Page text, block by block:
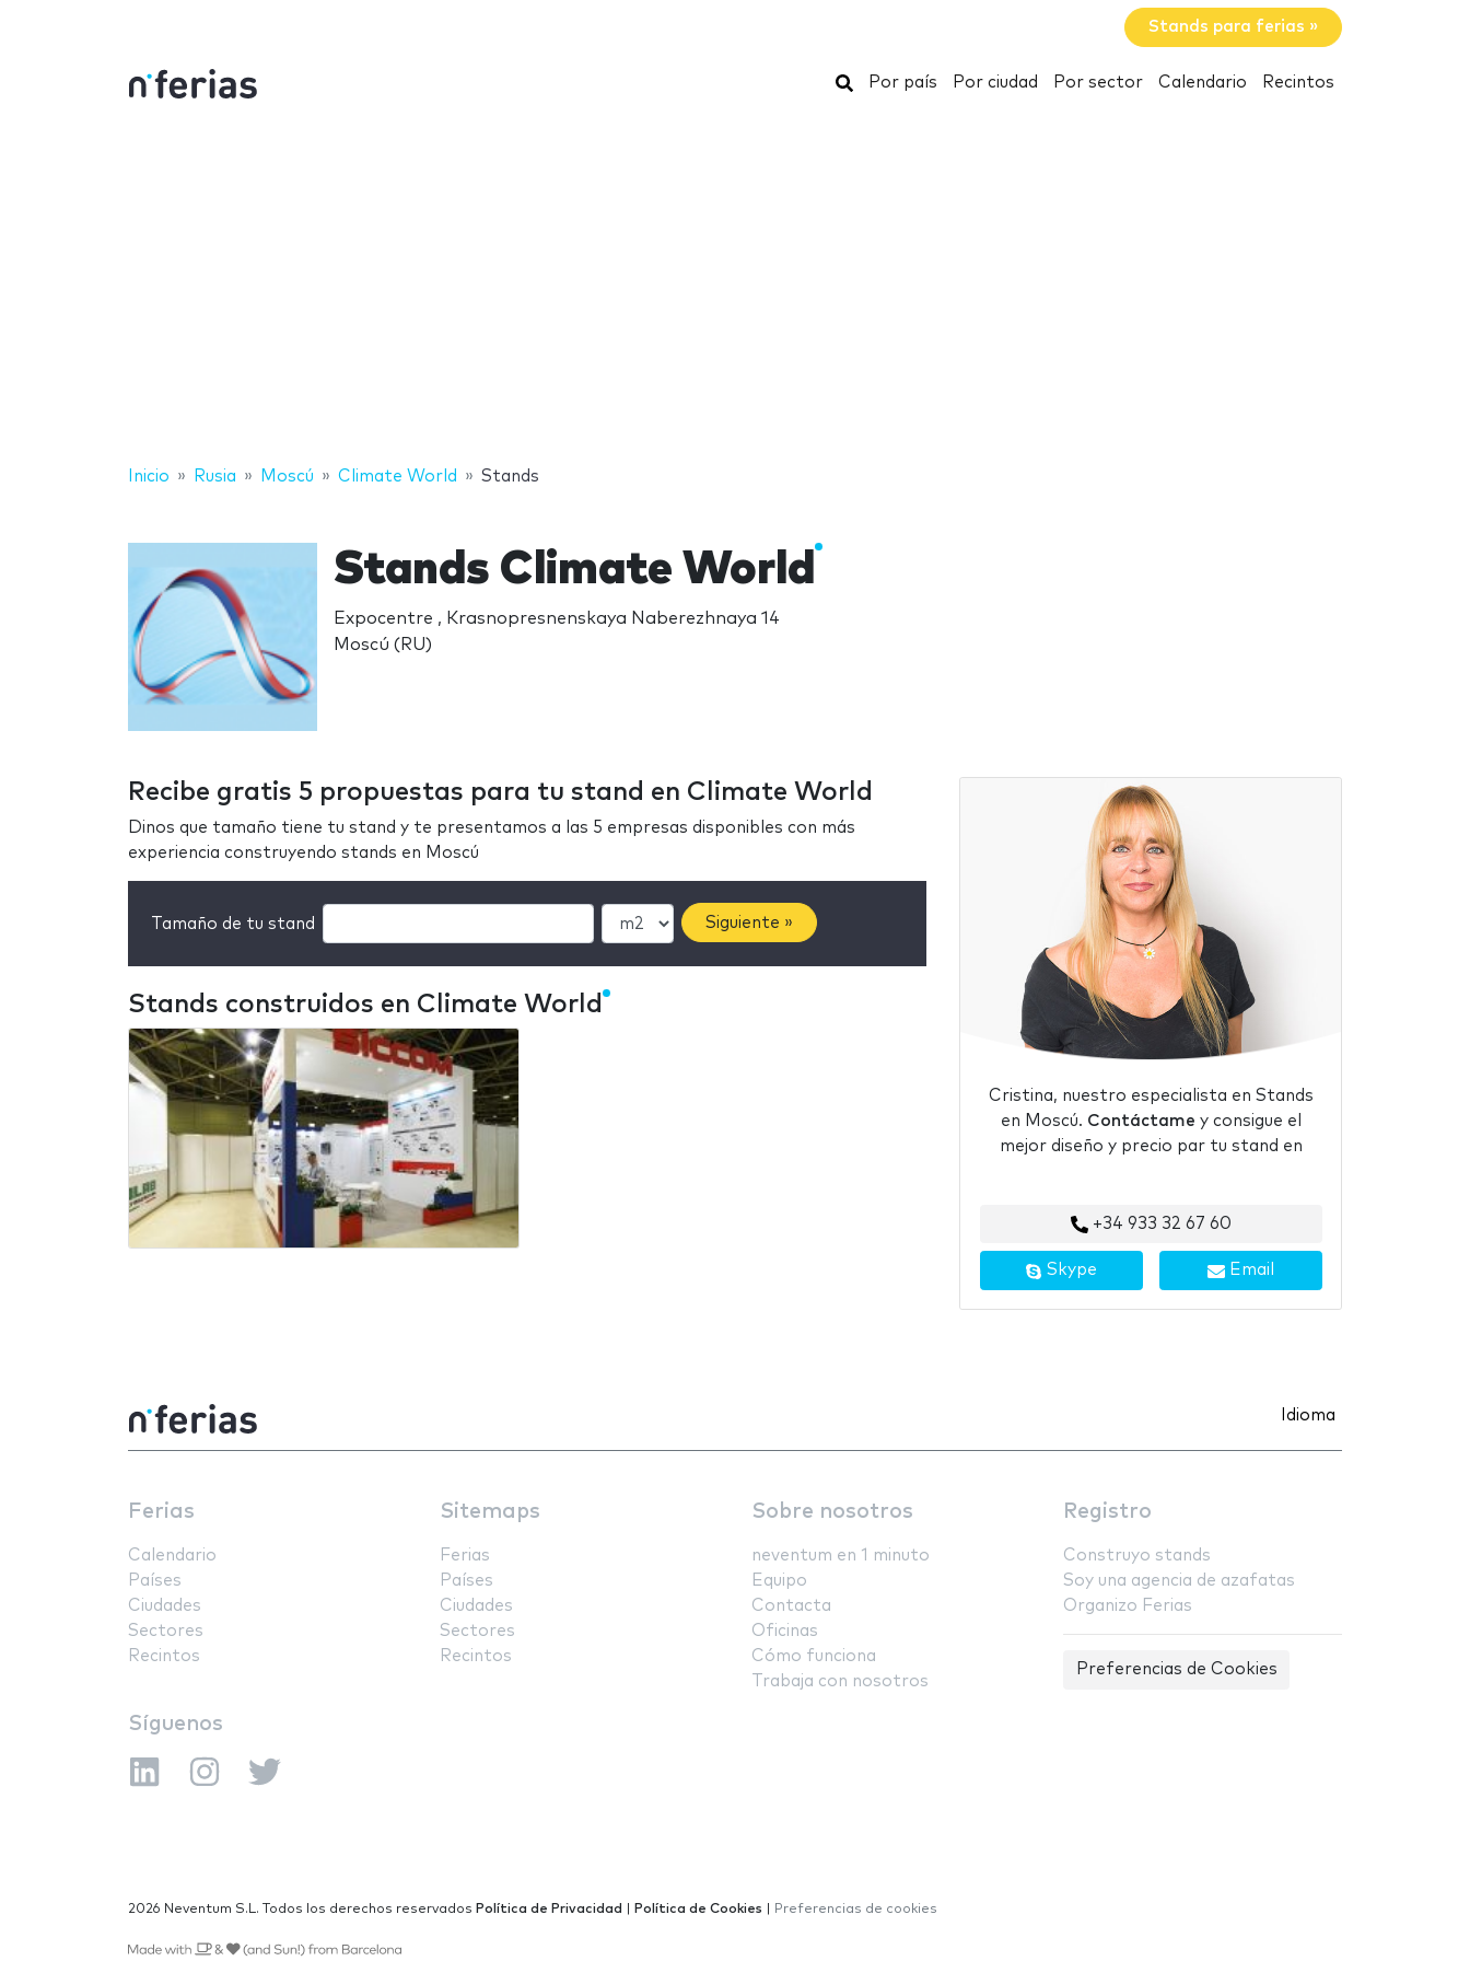
Stands para ferias »
Buscar
Por país Por ciudad Por sector Calendario Recintos
Inicio Rusia Moscú Climate World Stands
Stands Climate World
Expocentre , Krasnopresnenskaya Naberezhnaya 14
Moscú (RU)
Recibe gratis 5 propuestas para tu stand en Climate World
Dinos que tamaño tiene tu stand y te presentamos a las 5 empresas disponibles con más
experiencia construyendo stands en Moscú
Tamaño de tu stand Siguiente »
Stands construidos en Climate World
Cristina, nuestro especialista en Stands
en Moscú. Contáctame y consigue el
mejor diseño y precio par tu stand en
+34 933 32 67 60
Skype Email
Idioma
Ferias
Calendario
Países
Ciudades
Sectores
Recintos
Sitemaps
Ferias
Países
Ciudades
Sectores
Recintos
Sobre nosotros
neventum en 1 minuto
Equipo
Contacta
Oficinas
Cómo funciona
Trabaja con nosotros
Registro
Construyo stands
Soy una agencia de azafatas
Organizo Ferias
Preferencias de Cookies
Síguenos
2026 Neventum S.L. Todos los derechos reservados Política de Privacidad Política de Cookies Preferencias de cookies